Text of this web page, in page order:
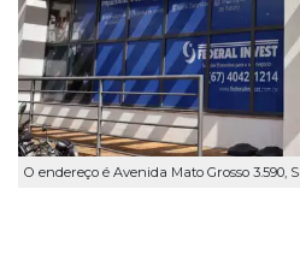
O endereço é Avenida Mato Grosso 3.590,